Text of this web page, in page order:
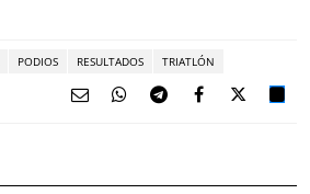
PODIOS RESULTADOS TRIATLÓN